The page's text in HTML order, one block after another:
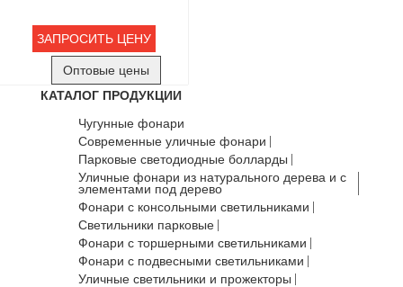
ЗАПРОСИТЬ ЦЕНУ
Оптовые цены
КАТАЛОГ ПРОДУКЦИИ
Чугунные фонари
Современные уличные фонари
Парковые светодиодные болларды
Уличные фонари из натурального дерева и с
элементами под дерево
Фонари с консольными светильниками
Светильники парковые
Фонари с торшерными светильниками
Фонари с подвесными светильниками
Уличные светильники и прожекторы